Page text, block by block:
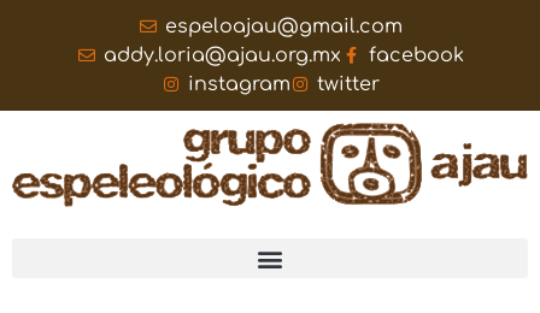
espeloajau@gmail.com
addy.loria@ajau.org.mx
facebook
instagram
twitter